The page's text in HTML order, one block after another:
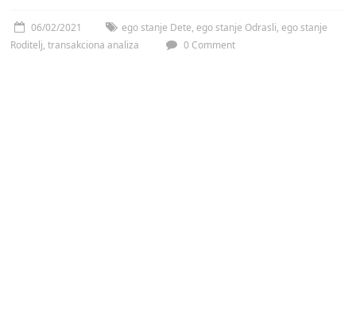
06/02/2021 ego stanje Dete,ego stanje Odrasli,ego stanje
Roditelj,transakciona analiza 0 Comment